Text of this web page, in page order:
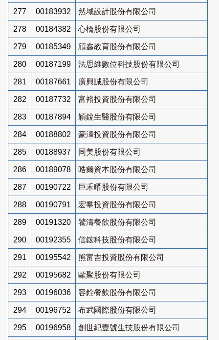
277 00183932 然域設計股份有限公司
278 00184382 心橋股份有限公司
279 00185349 頎鑫教育股份有限公司
280 00187199 法思維數位科技股份有限公司
281 00187661 廣興誠股份有限公司
282 00187732 富裕投資股份有限公司
283 00187894 穎銳生醫股份有限公司
284 00188802 豪澤投資股份有限公司
285 00188937 同美股份有限公司
286 00189078 晧爾資本股份有限公司
287 00190722 巨禾曜股份有限公司
288 00190791 宏羣投資股份有限公司
289 00191320 饕濤餐飲股份有限公司
290 00192355 信鋐科技股份有限公司
291 00195542 熊富吉投資股份有限公司
292 00195682 歐聚股份有限公司
293 00196036 容銓餐飲股份有限公司
294 00196752 布武國際股份有限公司
295 00196958 創世紀壹號生技股份有限公司